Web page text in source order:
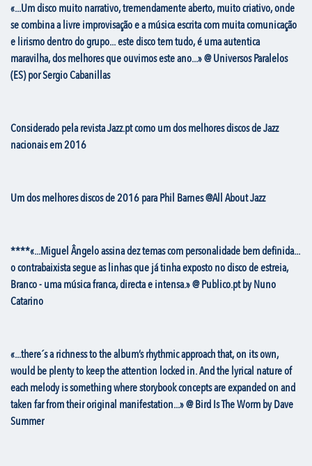
«...Um disco muito narrativo, tremendamente aberto, muito criativo, onde
se combina a livre improvisação e a música escrita com muita comunicação
e lirismo dentro do grupo... este disco tem tudo, é uma autentica
maravilha, dos melhores que ouvimos este ano...» @ Universos Paralelos
(ES) por Sergio Cabanillas
Considerado pela revista Jazz.pt como um dos melhores discos de Jazz
nacionais em 2016
Um dos melhores discos de 2016 para Phil Barnes @All About Jazz
****«...Miguel Ângelo assina dez temas com personalidade bem definida...
o contrabaixista segue as linhas que já tinha exposto no disco de estreia,
Branco - uma música franca, directa e intensa.» @ Publico.pt by Nuno
Catarino
«...there´s a richness to the album’s rhythmic approach that, on its own,
would be plenty to keep the attention locked in. And the lyrical nature of
each melody is something where storybook concepts are expanded on and
taken far from their original manifestation...» @ Bird Is The Worm by Dave
Summer